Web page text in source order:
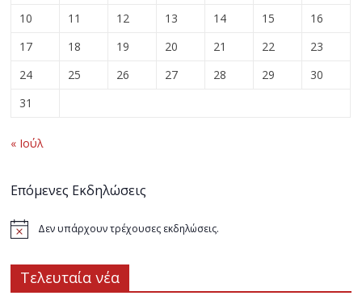
10
11 12 13 14 15
16
17
18 19 20 21 22
23
24
25 26 27 28 29
30
31
« Ιούλ
Επόμενες Εκδηλώσεις
Δεν υπάρχουν τρέχουσες εκδηλώσεις.
Τελευταία νέα